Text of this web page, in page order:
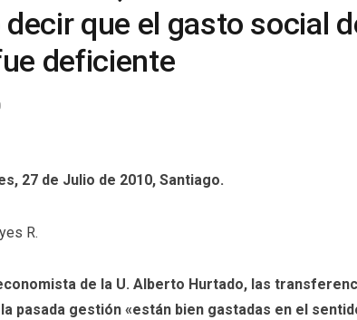
que el gasto social
deficiente
27 de Julio de 2010, Santiago.
R.
de la U. Alberto Hurtado, las
pasada gestión «están bien gastadas en el